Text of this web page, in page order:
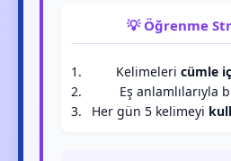
💡 Öğrenme
Kelimelericümle
Eş anlamlılarıyla
Her gün 5 kelimeyi